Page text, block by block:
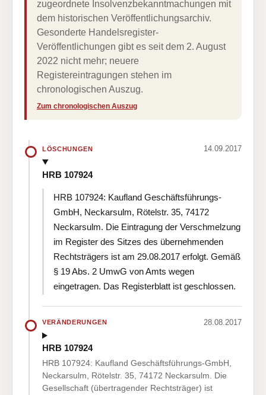
zugeordnete Insolvenzbekanntmachungen mit
dem historischen Veröffentlichungsarchiv.
Gesonderte Handelsregister-
Veröffentlichungen gibt es seit dem 2. August
2022 nicht mehr; neuere
Registereintragungen stehen im
chronologischen Auszug.
Zum chronologischen Auszug
LÖSCHUNGEN 14.09.2017
HRB 107924
HRB 107924: Kaufland Geschäftsführungs-
GmbH, Neckarsulm, Rötelstr. 35, 74172
Neckarsulm. Die Eintragung der Verschmelzung
im Register des Sitzes des übernehmenden
Rechtsträgers ist am 29.08.2017 erfolgt. Gemäß
§ 19 Abs. 2 UmwG von Amts wegen
eingetragen. Das Registerblatt ist geschlossen.
VERÄNDERUNGEN 28.08.2017
HRB 107924
HRB 107924: Kaufland Geschäftsführungs-GmbH,
Neckarsulm, Rötelstr. 35, 74172 Neckarsulm. Die
Gesellschaft (übertragender Rechtsträger) ist